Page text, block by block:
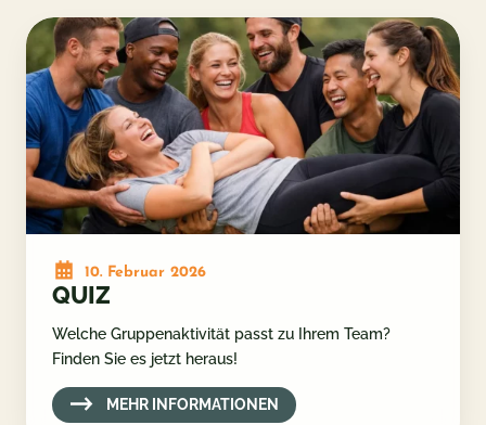
10. Februar 2026
QUIZ
Welche Gruppenaktivität passt zu Ihrem Team?
Finden Sie es jetzt heraus!
MEHR INFORMATIONEN